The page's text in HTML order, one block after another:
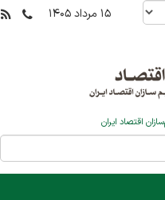
۱۵ مرداد ۱۴۰۵
اقتصاد ایران